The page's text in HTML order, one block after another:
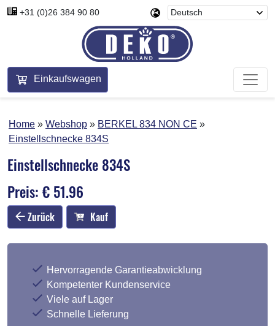
+31 (0)26 384 90 80
Einkaufswagen
Home Webshop
BERKEL 834 NON CE
Einstellschnecke 834S
Einstellschnecke 834S
Preis: € 51.96
Zurück Kauf
Hervorragende Garantieabwicklung
Kompetenter Kundenservice
Viele auf Lager
Schnelle Lieferung